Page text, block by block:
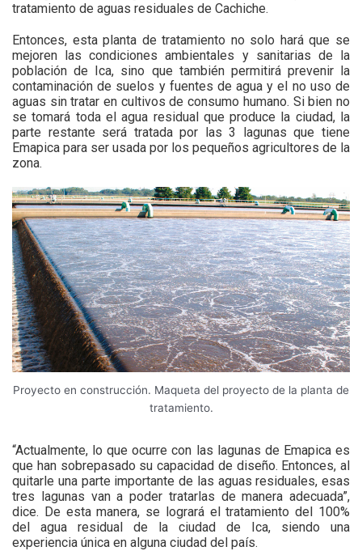
tratamiento de aguas residuales de Cachiche.
Entonces, esta planta de tratamiento no solo hará que se
mejoren las condiciones ambientales y sanitarias de la
población de Ica, sino que también permitirá prevenir la
contaminación de suelos y fuentes de agua y el no uso de
aguas sin tratar en cultivos de consumo humano. Si bien no
se tomará toda el agua residual que produce la ciudad, la
parte restante será tratada por las 3 lagunas que tiene
Emapica para ser usada por los pequeños agricultores de la
zona.
Proyecto en construcción. Maqueta del proyecto de la planta de
tratamiento.
“Actualmente, lo que ocurre con las lagunas de Emapica es
que han sobrepasado su capacidad de diseño. Entonces, al
quitarle una parte importante de las aguas residuales, esas
tres lagunas van a poder tratarlas de manera adecuada”,
dice. De esta manera, se logrará el tratamiento del 100%
del agua residual de la ciudad de Ica, siendo una
experiencia única en alguna ciudad del país.